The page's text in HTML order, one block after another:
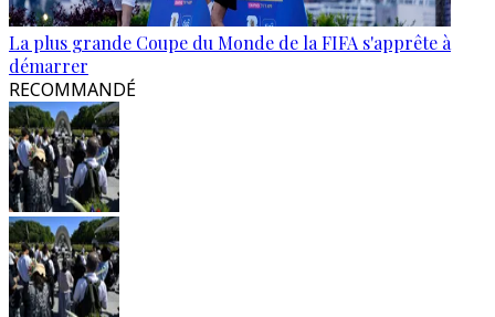
La plus grande Coupe du Monde de la FIFA s'apprête à
démarrer
RECOMMANDÉ